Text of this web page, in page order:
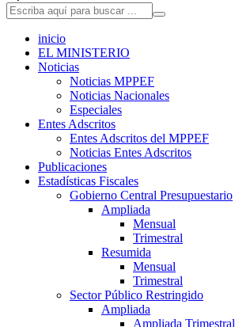
inicio
EL MINISTERIO
Noticias
Noticias MPPEF
Noticias Nacionales
Especiales
Entes Adscritos
Entes Adscritos del MPPEF
Noticias Entes Adscritos
Publicaciones
Estadísticas Fiscales
Gobierno Central Presupuestario
Ampliada
Mensual
Trimestral
Resumida
Mensual
Trimestral
Sector Público Restringido
Ampliada
Ampliada Trimestral